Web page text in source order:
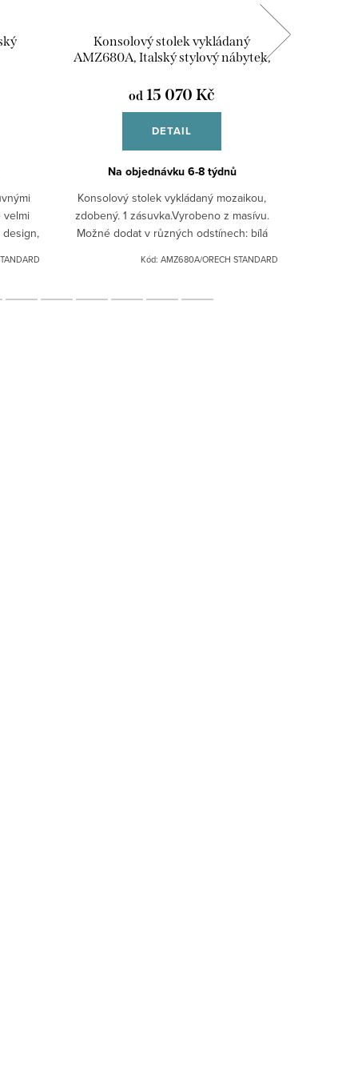
velmi
Konsolový stolek vykládaný
AMZ680A, Italský stylový nábytek,
od 15 070 Kč
DETAIL
Na objednávku 6-8 týdnů
Konsolový stolek vykládaný mozaikou,
zdobený. 1 zásuvka.Vyrobeno z masívu.
Možné dodat v různých odstínech: bílá
provedení nás...
Kód: AMZ680A/ORECH STANDARD